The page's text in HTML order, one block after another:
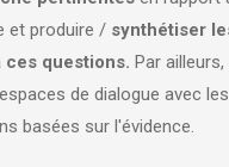
et produire / synthétiser
ces questions. Par ailleurs,
de dialogue avec les
basées sur l'évidence.